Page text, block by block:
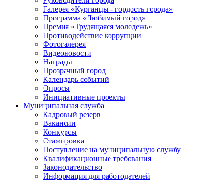
Галерея «Курганцы - гордость города»
Программа «Любимый город»
Премия «Трудящаяся молодежь»
Противодействие коррупции
Фотогалерея
Видеоновости
Награды
Прозрачный город
Календарь событий
Опросы
Инициативные проекты
Муниципальная служба
Кадровый резерв
Вакансии
Конкурсы
Стажировка
Поступление на муниципальную службу
Квалификационные требования
Законодательство
Информация для работодателей